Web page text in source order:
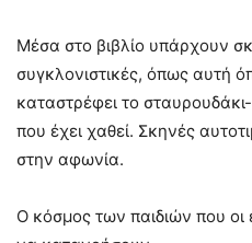
Μέσα στο βιβλίο υπάρχουν
συγκλονιστικές, όπως αυτή
καταστρέφει το
που έχει χαθεί. Σκηνές
στην αφωνία.
Ο κόσμος των παιδιών που